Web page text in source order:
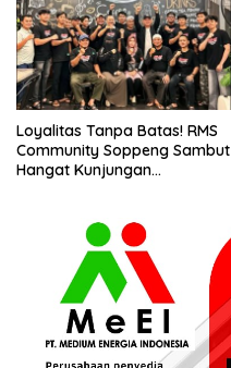
Loyalitas Tanpa Batas! RMS
Community Soppeng Sambut
Hangat Kunjungan